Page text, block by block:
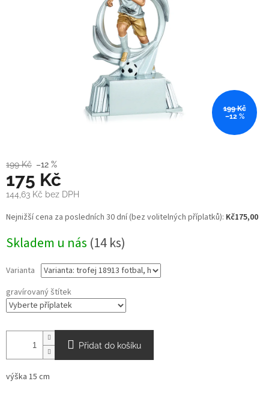
199 Kč
–12 %
199 Kč –12 %
175 Kč
144,63 Kč bez DPH
Měrná
cena:
Nejnižší cena za posledních 30 dní (bez volitelných příplatků): Kč175,00
Skladem u nás (14 ks)
Varianta
gravírovaný štítek
Přidat do košíku
výška 15 cm